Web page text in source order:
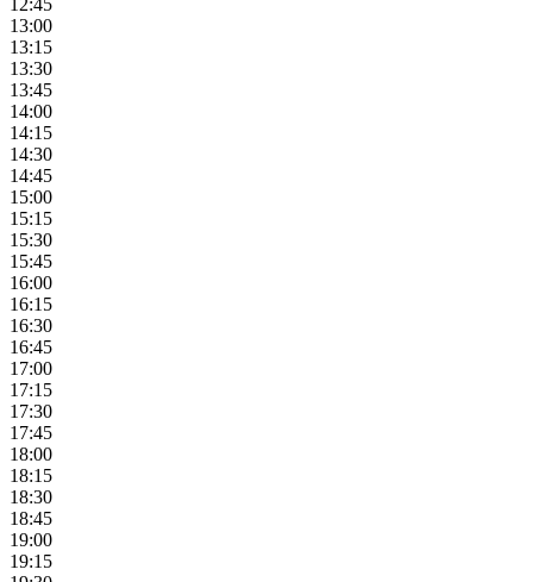
12:45
13:00
13:15
13:30
13:45
14:00
14:15
14:30
14:45
15:00
15:15
15:30
15:45
16:00
16:15
16:30
16:45
17:00
17:15
17:30
17:45
18:00
18:15
18:30
18:45
19:00
19:15